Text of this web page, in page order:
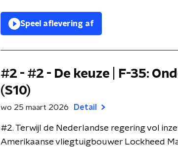
Speel aflevering af
#2 - #2 - De keuze | F-35:
(S10)
wo 25 maart 2026 Detail
#2. Terwijl de Nederlandse regering vol
Amerikaanse vliegtuigbouwer Lockheed